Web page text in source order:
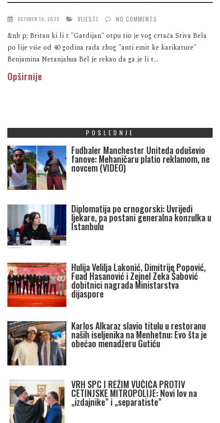
OCTOBER 16, 2023 VIJESTI NO COMMENTS
&nb p; Britan ki li t "Gardijan" otpu tio je vog crtača Stiva Bela
po lije više od 40 godina rada zbog "anti emit ke karikature"
Benjamina Netanjahua Bel je rekao da ga je li t...
Opširnije
POSLEDNJE
Fudbaler Manchester Uniteda oduševio
fanove: Mehaničaru platio reklamom, ne
novcem (VIDEO)
Diplomatija po crnogorski: Uvrijedi
ljekare, pa postani generalna konzulka u
Istanbulu
Hulija Velilja Lakonić, Dimitrije Popović,
Fuad Hasanović i Zejnel Zeka Šabović
dobitnici nagrada Ministarstva
dijaspore
Karlos Alkaraz slavio titulu u restoranu
naših iseljenika na Menhetnu: Evo šta je
obećao menadžeru Gutiću
VRH SPC I REŽIM VUČIĆA PROTIV
CETINJSKE MITROPOLIJE: Novi lov na
„izdajnike” i „separatiste”